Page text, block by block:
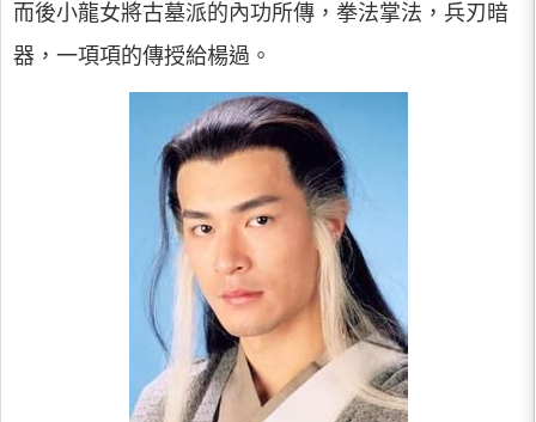
而後小龍女將古墓派的內功所傳，拳法掌法，兵刃暗
器，一項項的傳授給楊過。